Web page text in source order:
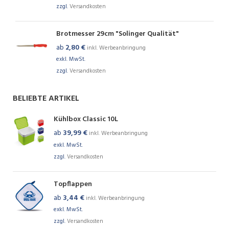
zzgl.Versandkosten
Brotmesser 29cm "Solinger Qualität"
ab 2,80€ inkl. Werbeanbringung
exkl. MwSt.
zzgl.Versandkosten
BELIEBTE ARTIKEL
Kühlbox Classic 10L
ab 39,99€ inkl. Werbeanbringung
exkl. MwSt.
zzgl.Versandkosten
Topflappen
ab 3,44 € inkl. Werbeanbringung
exkl. MwSt.
zzgl.Versandkosten